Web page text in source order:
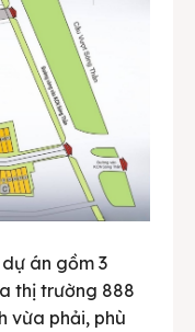
án gồm 3
thị trường 888
vừa phải, phù